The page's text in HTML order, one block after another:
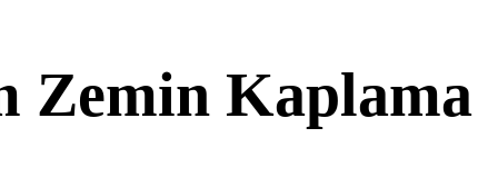
Zemin Kaplama